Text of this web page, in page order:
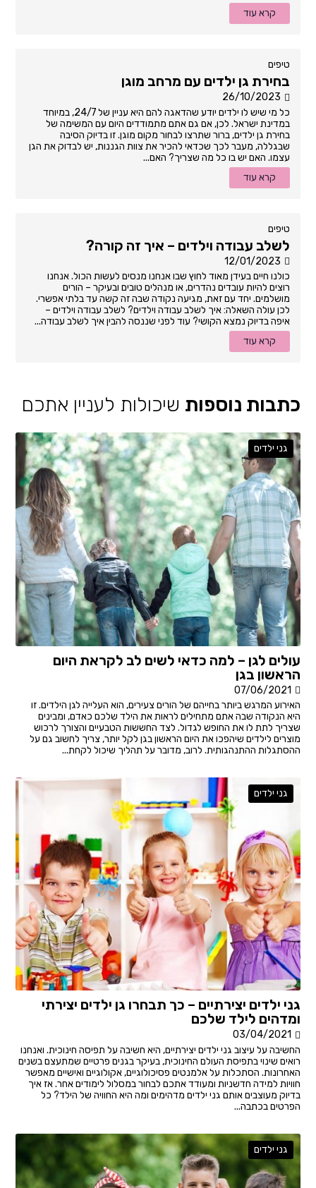
קרא עוד
טיפים
בחירת גן ילדים עם מרחב מוגן
26/10/2023
כל מי שיש לו ילדים יודע שהדאגה להם היא עניין של 24/7, במיוחד
במדינת ישראל. לכן, אם גם אתם מתמודדים היום עם המשימה של
בחירת גן ילדים, ברור שתרצו לבחור מקום מוגן. זו בדיוק הסיבה
שבגללה, מעבר לכך שכדאי להכיר את צוות הגננות, יש לבדוק את הגן
עצמו. האם יש בו כל מה שצריך? האם...
קרא עוד
טיפים
לשלב עבודה וילדים – איך זה קורה?
12/01/2023
כולנו חיים בעידן מאוד לחוץ שבו אנחנו מנסים לעשות הכול. אנחנו
רוצים להיות עובדים נהדרים, או מנהלים טובים ובעיקר – הורים
מושלמים. יחד עם זאת, מגיעה נקודה שבה זה קשה עד בלתי אפשרי.
לכן עולה השאלה: איך לשלב עבודה וילדים? לשלב עבודה וילדים –
איפה בדיוק נמצא הקושי? עוד לפני שננסה להבין איך לשלב עבודה...
קרא עוד
כתבות נוספות שיכולות לעניין אתכם
גני ילדים
עולים לגן – למה כדאי לשים לב לקראת היום
הראשון בגן
07/06/2021
האירוע המרגש ביותר בחייהם של הורים צעירים, הוא העלייה לגן הילדים. זו
היא הנקודה שבה אתם מתחילים לראות את הילד שלכם כאדם, ומבינים
שצריך לתת לו את החופש לגדול. לצד החששות הטבעיים והצורך לרכוש
מוצרים לילדים שיהפכו את היום הראשון בגן לקל יותר, צריך לחשוב גם על
ההסתגלות ההתנהגותית. לרוב, מדובר על תהליך שיכול לקחת...
גני ילדים
גני ילדים יצירתיים – כך תבחרו גן ילדים יצירתי
ומדהים לילד שלכם
03/04/2021
החשיבה על עיצוב גני ילדים יצירתיים, היא חשיבה על תפיסה חינוכית. ואנחנו
רואים שינוי בתפיסת העולם החינוכית, בעיקר בגנים פרטיים שמתעצם בשנים
האחרונות. הסתכלות על אלמנטים פסיכולוגיים, אקולוגיים ואישיים מאפשר
חוויות למידה חדשניות ומעודד אתכם לבחור במסלול לימודים אחר. אז איך
בדיוק מעוצבים אותם גני ילדים מדהימים ומה היא החוויה של הילד? כל
הפרטים בכתבה...
גני ילדים